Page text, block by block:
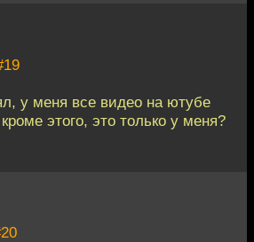
у меня все видео на ютубе
этого, это только у меня?